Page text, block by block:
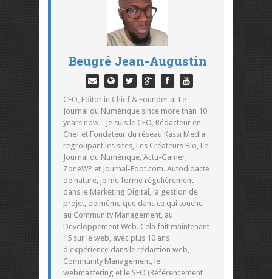
Beugré Jean-Augustin
CEO, Editor in Chief & Founder at Le
Journal du Numérique since more than 10
years now - Je suis le CEO, Rédacteur en
Chef et Fondateur du réseau Kassi Media
regroupant les sites, Les Créateurs Bio, Le
Journal du Numérique, Actu-Gamer,
ZoneWP et Journal-Foot.com. Autodidacte
de nature, je me forme régulièrement
dans le Marketing Digital, la gestion de
projet, de même que dans ce qui touche
au Community Management, au
Developpement Web. Cela fait maintenant
15 sur le web, avec plus 10 ans
d'expérience dans le rédaction web,
Community Management, le
webmastering et le SEO (Référencement